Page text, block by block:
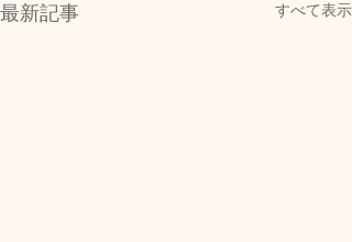
最新記事 すべて表示